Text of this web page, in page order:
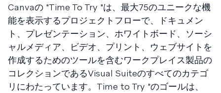
Canvaの "Time To Try "は、最大75のユニークな機
能を表示するプロジェクトフローで、ドキュメン
ト、プレゼンテーション、ホワイトボード、ソーシ
ャルメディア、ビデオ、プリント、ウェブサイトを
作成するためのツールを含むワークプレイス製品の
コレクションであるVisual Suiteのすべてのカテゴ
リにわたっています。Time to Try "のゴールは、